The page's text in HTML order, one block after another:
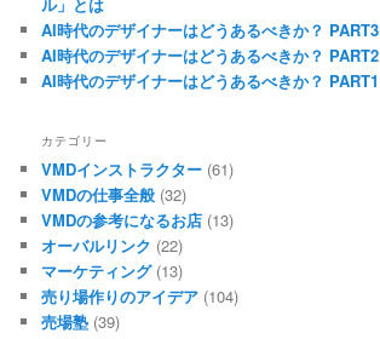
AI時代のデザイナーはどうあるべきか？ PART3
AI時代のデザイナーはどうあるべきか？ PART2
AI時代のデザイナーはどうあるべきか？ PART1
カテゴリー
VMDインストラクター (61)
VMDの仕事全般 (32)
VMDの参考になるお店 (13)
オーバルリンク (22)
マーケティング(13)
売り場作りのアイデア (104)
売場塾 (39)